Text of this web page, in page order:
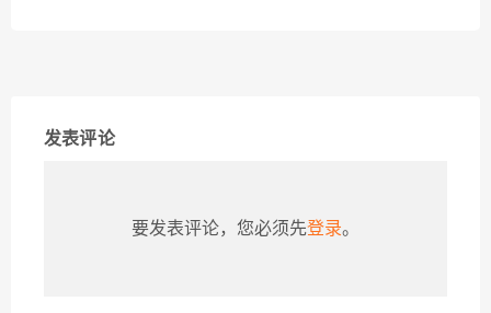
发表评论
要发表评论，您必须先登录。